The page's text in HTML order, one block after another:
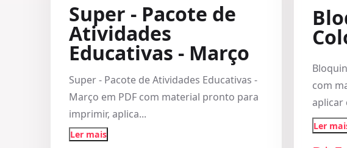
Super - Pacote de
Atividades
Educativas - Março
Super - Pacote de Atividades Educativas -
Março em PDF com material pronto para
imprimir, aplica...
Ler mais
com
aplicar
Ler